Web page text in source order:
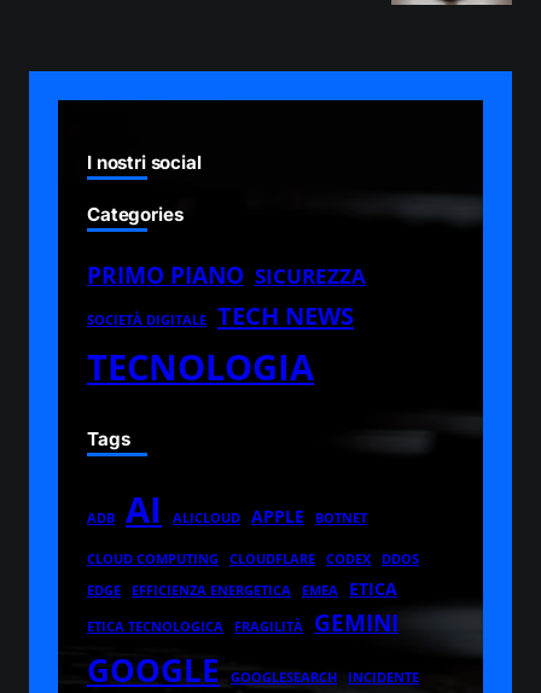
I nostri social
Categories
PRIMO PIANO SICUREZZA
SOCIETÀ DIGITALE TECH NEWS
TECNOLOGIA
Tags
ADB AI ALICLOUD APPLE BOTNET
CLOUD COMPUTING CLOUDFLARE CODEX
DDOS
EDGE
EFFICIENZA ENERGETICA EMEA ETICA
ETICA TECNOLOGICA FRAGILITÀ GEMINI
GOOGLE GOOGLESEARCH INCIDENTE